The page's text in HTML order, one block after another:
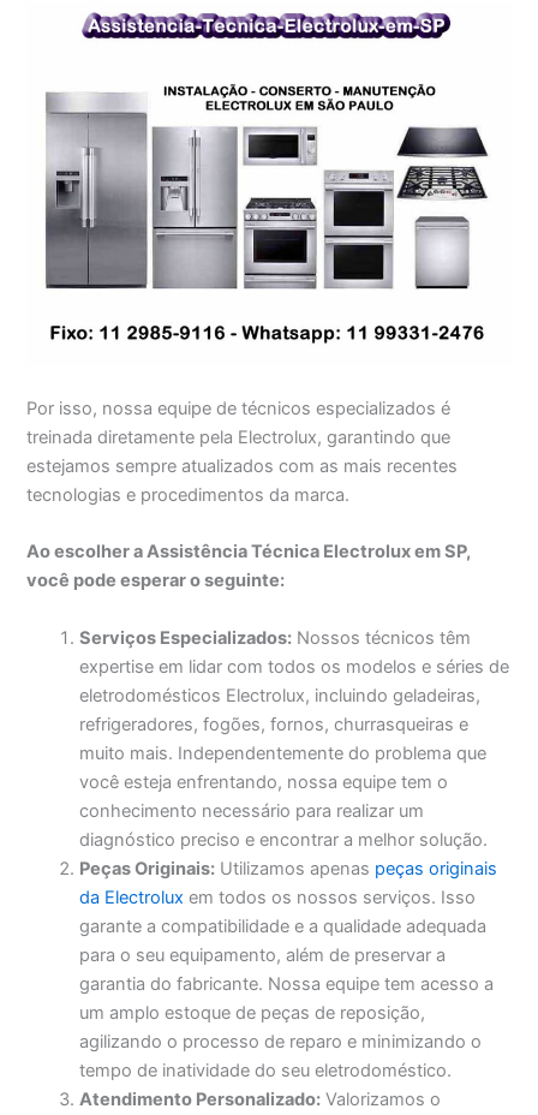
Por isso, nossa equipe de técnicos especializados é
treinada diretamente pela Electrolux, garantindo que
estejamos sempre atualizados com as mais recentes
tecnologias e procedimentos da marca.
Ao escolher a Assistência Técnica Electrolux em SP,
você pode esperar o seguinte:
Serviços Especializados: Nossos técnicos têm
expertise em lidar com todos os modelos e séries de
eletrodomésticos Electrolux, incluindo geladeiras,
refrigeradores, fogões, fornos, churrasqueiras e
muito mais. Independentemente do problema que
você esteja enfrentando, nossa equipe tem o
conhecimento necessário para realizar um
diagnóstico preciso e encontrar a melhor solução.
Peças Originais: Utilizamos apenas peças originais
da Electrolux em todos os nossos serviços. Isso
garante a compatibilidade e a qualidade adequada
para o seu equipamento, além de preservar a
garantia do fabricante. Nossa equipe tem acesso a
um amplo estoque de peças de reposição,
agilizando o processo de reparo e minimizando o
tempo de inatividade do seu eletrodoméstico.
Atendimento Personalizado: Valorizamos o